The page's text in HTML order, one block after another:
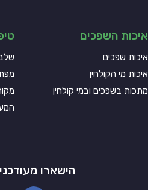
איכות השפכים
איכות שפכים
איכות מי הקולחין
מתכות בשפכים ובמי קולחין
הישארו